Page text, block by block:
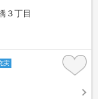
３丁目
実